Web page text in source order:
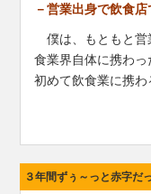
－営業出身で飲食
僕は、もともと営
食業界自体に携わっ
初めて飲食業に携わ
３年間ずぅ～っと赤字だ